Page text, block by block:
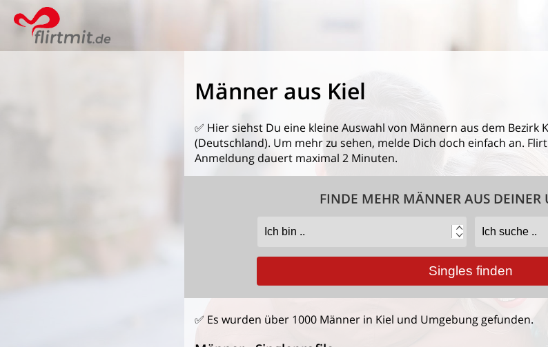
Männer aus Kiel
✅ Hier siehst Du eine kleine Auswahl von Männern aus dem Bezirk
(Deutschland). Um mehr zu sehen, melde Dich doch einfach an.
Anmeldung dauert maximal 2 Minuten.
FINDE MEHR MÄNNER AUS DEINER
✅ Es wurden über 1000 Männer in Kiel und Umgebung gefunden.